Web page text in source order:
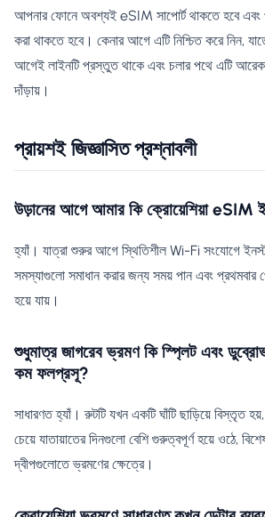
আপনার ফোনে অবশ্যই eSIM সাপোর্ট থাকতে হবে
করা থাকতে হবে। কেনার আগে এটি নিশ্চিত করে নিন,
আগেই লাইনটি প্রস্তুত থাকে এবং চলার পথে এটি
দাঁড়ায়।
প্রায়শই জিজ্ঞাসিত প্রশ্নাবলী
উড়ানের আগে আমার কি ক্রোয়েশিয়া eSIM
হ্যাঁ। যাত্রা শুরুর আগে স্থিতিশীল Wi-Fi সংযোগে
সমস্যাগুলো সমাধান করার জন্য সময় পান এবং
হয়ে যায়।
শুধুমাত্র জাগরেব ভ্রমণ কি স্প্লিট এবং
কম ফলপ্রসূ?
সাধারণত হ্যাঁ। রুটটি যখন একটি ঘাঁটি ছাড়িয়ে বিস্তৃত
চেয়ে যাতায়াতের দিনগুলো বেশি গুরুত্বপূর্ণ হয়ে ওঠে,
দ্বীপগুলোতে ভ্রমণের ক্ষেত্রে।